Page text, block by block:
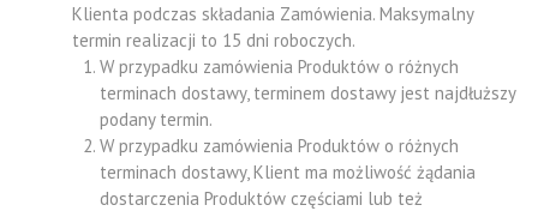
Klienta podczas składania Zamówienia. Maksymalny
termin realizacji to 15 dni roboczych.
W przypadku zamówienia Produktów o różnych
terminach dostawy, terminem dostawy jest najdłuższy
podany termin.
W przypadku zamówienia Produktów o różnych
terminach dostawy, Klient ma możliwość żądania
dostarczenia Produktów częściami lub też